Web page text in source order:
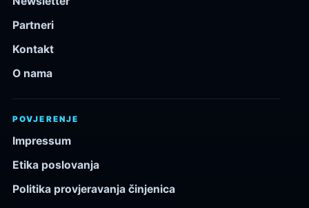
Partneri
Kontakt
O nama
POVJERENJE
Impressum
Etika poslovanja
Politika provjeravanja činjenica